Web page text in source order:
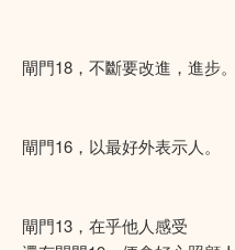
閘門18，不斷要改進，進步。
閘門16，以最好外表示人。
閘門13，在乎他人感受